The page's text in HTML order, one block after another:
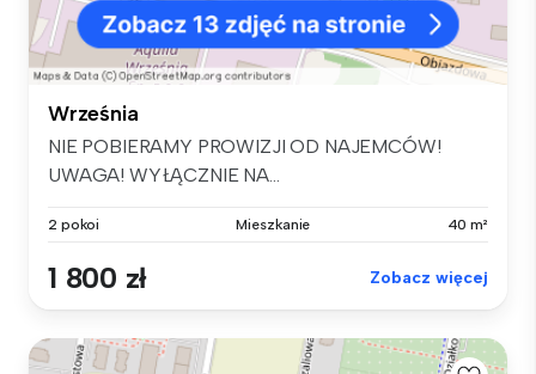
Września
NIE POBIERAMY PROWIZJI OD NAJEMCÓW!
UWAGA! WYŁĄCZNIE NA...
2 pokoi Mieszkanie 40 m²
1 800 zł Zobacz więcej